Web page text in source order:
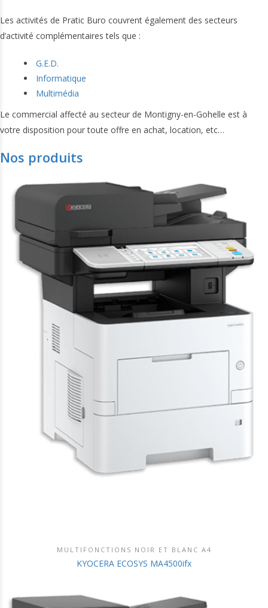
Les activités de Pratic Buro couvrent également des secteurs
d’activité complémentaires tels que :
G.E.D.
Informatique
Multimédia
Le commercial affecté au secteur de Montigny-en-Gohelle est à
votre disposition pour toute offre en achat, location, etc…
Nos produits
DÉCOUVRIR CE PRODUIT
MULTIFONCTIONS NOIR ET BLANC A4
KYOCERA ECOSYS MA4500ifx